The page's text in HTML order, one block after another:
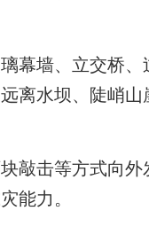
幕墙、立交桥、
离水坝、陡峭山
敲击等方式向外
能力。